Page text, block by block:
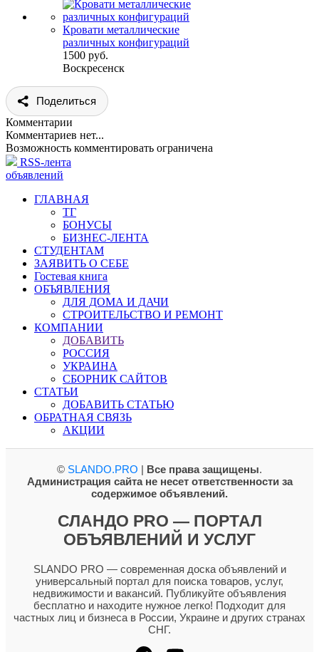
Кровати металлические
различных конфигураций
1500 руб.
Воскресенск
Поделиться
Комментарии
Комментариев нет...
Возможность комментировать ограничена
RSS-лента
объявлений
ГЛАВНАЯ
ТГ
БОНУСЫ
БИЗНЕС-ЛЕНТА
СТУДЕНТАМ
ЗАЯВИТЬ О СЕБЕ
Гостевая книга
ОБЪЯВЛЕНИЯ
ДЛЯ ДОМА И ДАЧИ
СТРОИТЕЛЬСТВО И РЕМОНТ
КОМПАНИИ
ДОБАВИТЬ
РОССИЯ
УКРАИНА
СБОРНИК САЙТОВ
СТАТЬИ
ДОБАВИТЬ СТАТЬЮ
ОБРАТНАЯ СВЯЗЬ
АКЦИИ
© SLANDO.PRO | Все права защищены.
Администрация сайта не несет ответственности за
содержимое объявлений.
СЛАНДО PRO — ПОРТАЛ
ОБЪЯВЛЕНИЙ И УСЛУГ
SLANDO PRO — современная доска объявлений и
универсальный портал для поиска товаров, услуг,
недвижимости и вакансий. Публикуйте объявления
бесплатно и находите нужное легко! Подходит для
частных лиц и бизнеса в России, Украине и других странах
СНГ.